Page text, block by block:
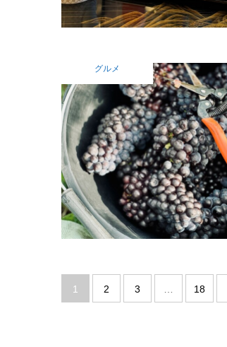
グルメ
1 2 3 18